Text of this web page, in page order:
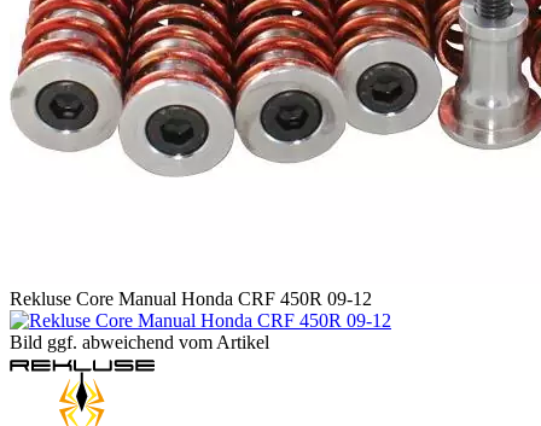
Rekluse Core Manual Honda CRF 450R 09-12
Bild ggf. abweichend vom Artikel